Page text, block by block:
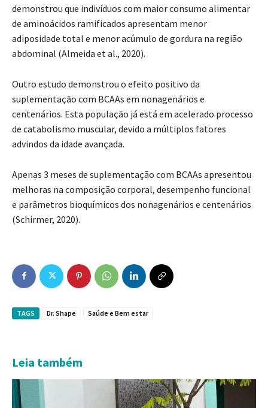
demonstrou que indivíduos com maior consumo alimentar
de aminoácidos ramificados apresentam menor
adiposidade total e menor acúmulo de gordura na região
abdominal (Almeida et al., 2020).
Outro estudo demonstrou o efeito positivo da
suplementação com BCAAs em nonagenários e
centenários. Esta população já está em acelerado processo
de catabolismo muscular, devido a múltiplos fatores
advindos da idade avançada.
Apenas 3 meses de suplementação com BCAAs apresentou
melhoras na composição corporal, desempenho funcional
e parâmetros bioquímicos dos nonagenários e centenários
(Schirmer, 2020).
TAGS Dr. Shape Saúde e Bem estar
Leia também